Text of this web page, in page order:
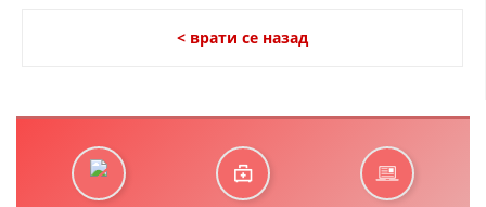
ЧЛЕНСТВО ВО ПРОФЕСИОНАЛНИ ТЕЛА
СТАТУТ НА ЦКРМ
< врати се назад